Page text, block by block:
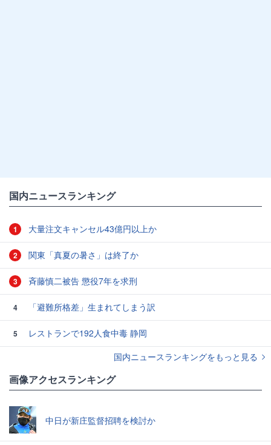
国内ニュースランキング
1 大量注文キャンセル43億円以上か
2 関東「真夏の暑さ」は終了か
3 斉藤慎二被告 懲役7年を求刑
4 「避難所格差」生まれてしまう訳
5
レストランで192人食中毒 静岡
国内ニュースランキングをもっと見る
画像アクセスランキング
中日が新庄監督招聘を検討か